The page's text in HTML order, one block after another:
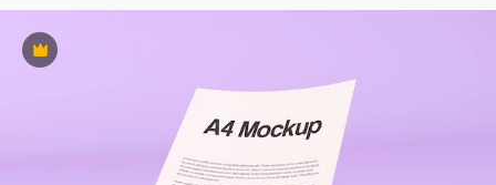
Premium